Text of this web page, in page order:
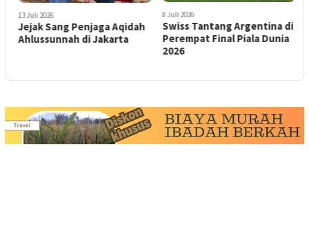
13 Juli 2026
Jejak Sang Penjaga Aqidah
Ahlussunnah di Jakarta
8 Juli 2026
Swiss Tantang Argentina di
Perempat Final Piala Dunia
2026